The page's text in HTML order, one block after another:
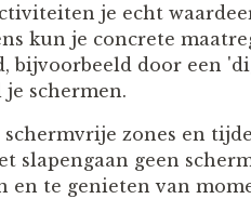
je echt
kun je concrete
bijvoorbeeld door een
schermen.
zones en
geen
te genieten van